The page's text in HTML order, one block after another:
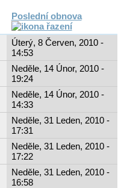
Poslední obnova
Úterý, 8 Červen, 2010 -
14:53
Neděle, 14 Únor, 2010 -
19:24
Neděle, 14 Únor, 2010 -
14:33
Neděle, 31 Leden, 2010 -
17:31
Neděle, 31 Leden, 2010 -
17:22
Neděle, 31 Leden, 2010 -
16:58